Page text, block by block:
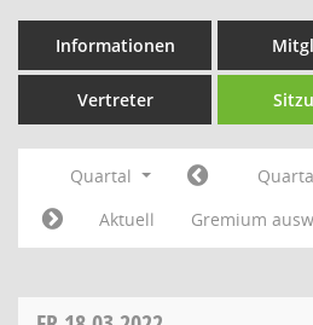
Informationen
Vertreter
Quartal
Aktuell
Gremium